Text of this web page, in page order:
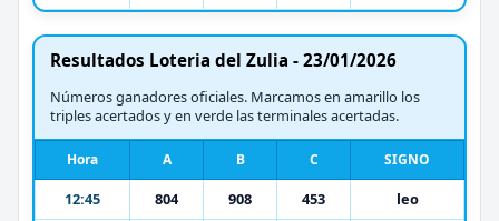
Resultados Loteria del Zulia - 23/01/2026
Números ganadores oficiales. Marcamos en amarillo los
triples acertados y en verde las terminales acertadas.
Hora A B C SIGNO
12:45 804 908 453
leo